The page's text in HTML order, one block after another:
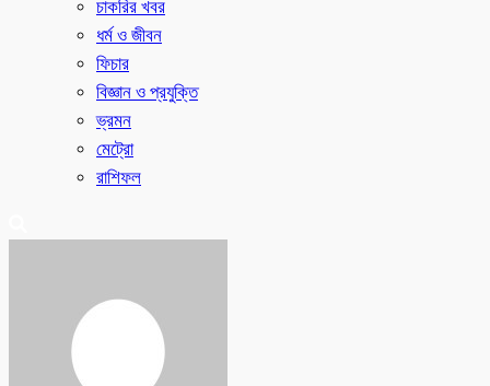
চাকরির খবর
ধর্ম ও জীবন
ফিচার
বিজ্ঞান ও প্রযুক্তি
ভ্রমন
মেট্রো
রাশিফল